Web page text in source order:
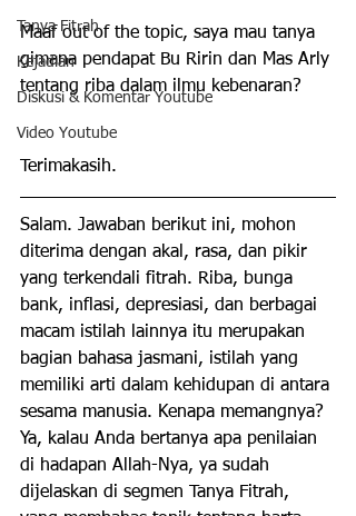
Tanya Fitrah
Kejadian
Diskusi & Komentar Youtube
Video Youtube
Maaf out of the topic, saya mau tanya
gimana pendapat Bu Ririn dan Mas Arly
tentang riba dalam ilmu kebenaran?
Terimakasih.
Salam. Jawaban berikut ini, mohon
diterima dengan akal, rasa, dan pikir
yang terkendali fitrah. Riba, bunga
bank, inflasi, depresiasi, dan berbagai
macam istilah lainnya itu merupakan
bagian bahasa jasmani, istilah yang
memiliki arti dalam kehidupan di antara
sesama manusia. Kenapa memangnya?
Ya, kalau Anda bertanya apa penilaian
di hadapan Allah-Nya, ya sudah
dijelaskan di segmen Tanya Fitrah,